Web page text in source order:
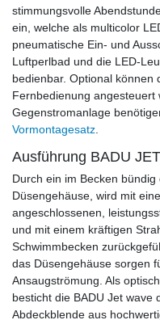
stimmungsvolle
ein, welche als multicolor
pneumatische Ein- und
Luftperlbad und die LED-
bedienbar. Optional können
Fernbedienung angesteuert
Gegenstromanlage
Vormontagesatz
Ausführung BADU
Durch ein im Becken
Düsengehäuse, wird mit
angeschlossenen,
und mit einem kräftigen
Schwimmbecken
das Düsengehäuse sorgen
Ansaugströmung. Als
besticht die BADU Jet wave
Abdeckblende aus